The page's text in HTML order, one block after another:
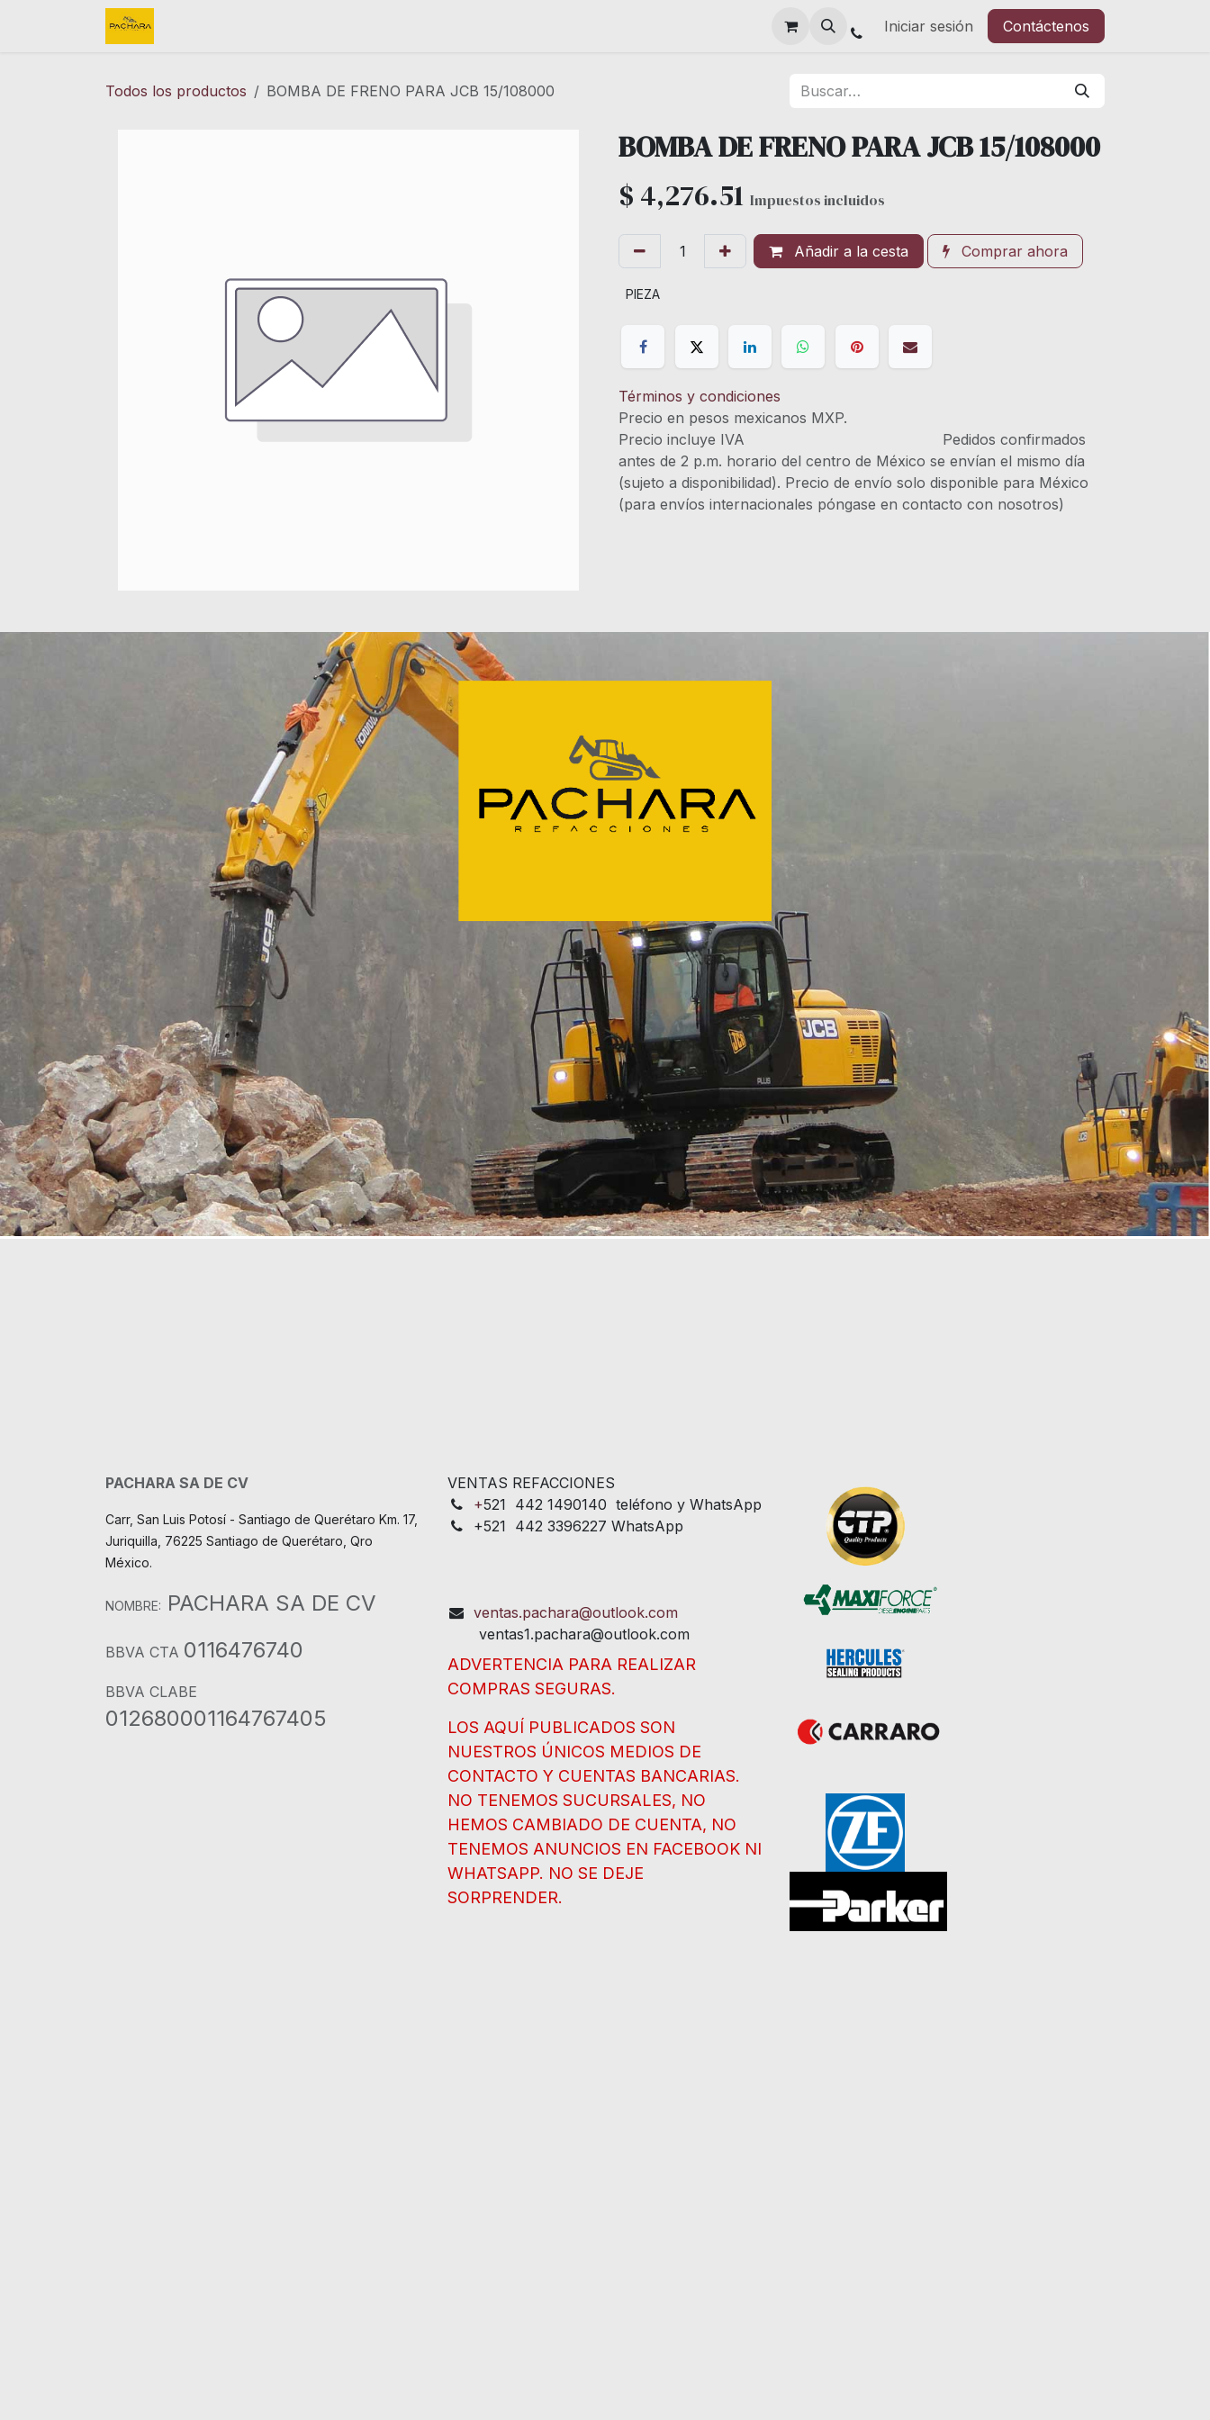
Iniciar sesión Contáctenos
Todos los productos BOMBA DE FRENO PARA JCB 15/108000
BOMBA DE FRENO PARA JCB 15/108000
$ 4,276.51 Impuestos incluidos
Añadir a la cesta Comprar ahora
PIEZA
Términos y condiciones
Precio en pesos mexicanos MXP.
Precio incluye IVA Pedidos confirmados
antes de 2 p.m. horario del centro de México se envían el mismo día
(sujeto a disponibilidad). Precio de envío solo disponible para México
(para envíos internacionales póngase en contacto con nosotros)
PACHARA SA DE CV
Carr, San Luis Potosí - Santiago de Querétaro Km. 17,
Juriquilla, 76225 Santiago de Querétaro, Qro
México.
NOMBRE: PACHARA SA DE CV
BBVA CTA 0116476740
BBVA CLABE
012680001164767405
VENTAS REFACCIONES
+521 442 1490140 teléfono y WhatsApp
+521 442 3396227 WhatsApp
ventas.pachara@outlook.com
ventas1.pachara@outlook.com
ADVERTENCIA PARA REALIZAR
COMPRAS SEGURAS.
LOS AQUÍ PUBLICADOS SON
NUESTROS ÚNICOS MEDIOS DE
CONTACTO Y CUENTAS BANCARIAS.
NO TENEMOS SUCURSALES, NO
HEMOS CAMBIADO DE CUENTA, NO
TENEMOS ANUNCIOS EN FACEBOOK NI
WHATSAPP. NO SE DEJE
SORPRENDER.